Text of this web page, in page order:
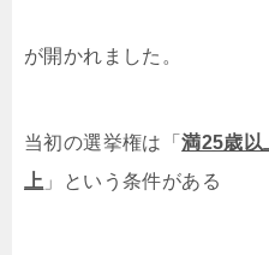
が開かれました。
当初の選挙権は「満25歳以
上 」という条件がある